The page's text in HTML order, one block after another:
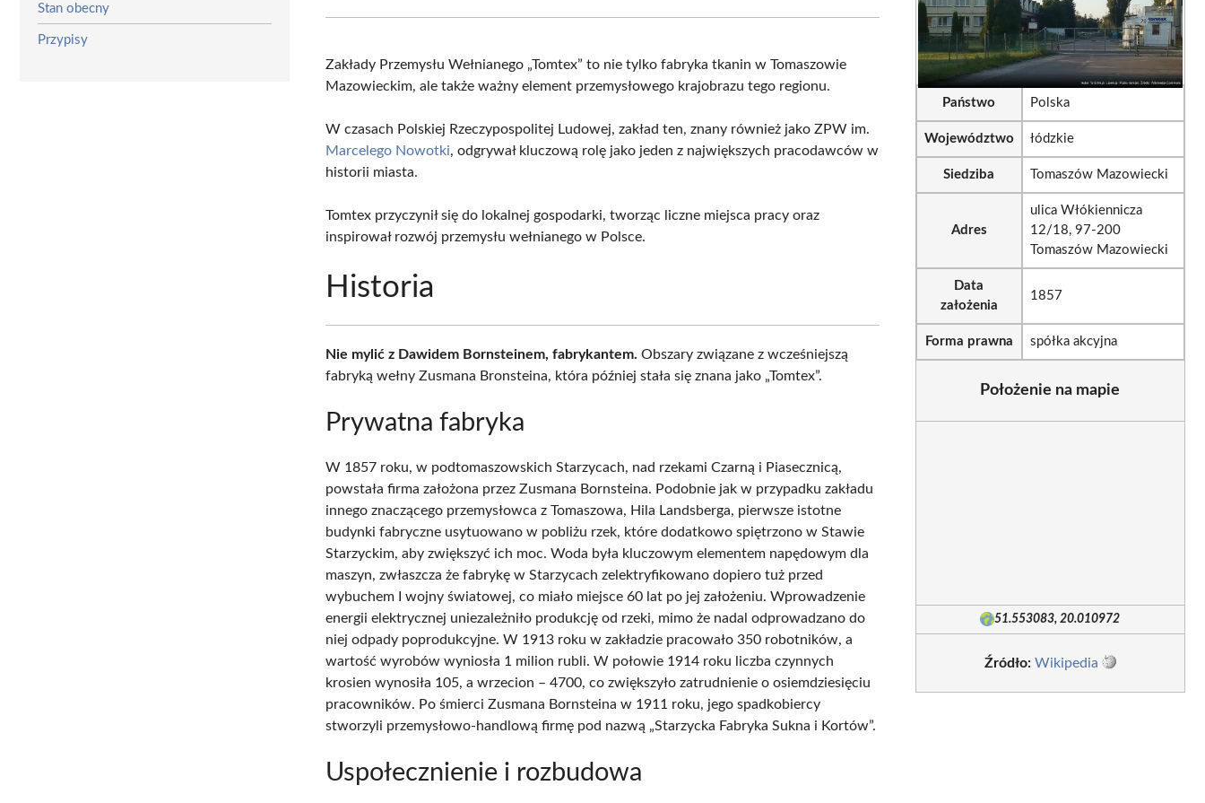
Stan obecny
Przypisy
(Twitter)
Zakłady Przemysłu Wełnianego „Tomtex” to nie tylko fabryka tkanin w Tomaszowie
Mazowieckim, ale także ważny element przemysłowego krajobrazu tego regionu.
W czasach Polskiej Rzeczypospolitej Ludowej, zakład ten, znany również jako ZPW im.
Marcelego Nowotki, odgrywał kluczową rolę jako jeden z największych pracodawców w
historii miasta.
Tomtex przyczynił się do lokalnej gospodarki, tworząc liczne miejsca pracy oraz
inspirował rozwój przemysłu wełnianego w Polsce.
Historia
Nie mylić z Dawidem Bornsteinem, fabrykantem. Obszary związane z wcześniejszą
fabryką wełny Zusmana Bronsteina, która później stała się znana jako „Tomtex”.
Prywatna fabryka
W 1857 roku, w podtomaszowskich Starzycach, nad rzekami Czarną i Piasecznicą,
powstała firma założona przez Zusmana Bornsteina. Podobnie jak w przypadku zakładu
innego znaczącego przemysłowca z Tomaszowa, Hila Landsberga, pierwsze istotne
budynki fabryczne usytuowano w pobliżu rzek, które dodatkowo spiętrzono w Stawie
Starzyckim, aby zwiększyć ich moc. Woda była kluczowym elementem napędowym dla
maszyn, zwłaszcza że fabrykę w Starzycach zelektryfikowano dopiero tuż przed
wybuchem I wojny światowej, co miało miejsce 60 lat po jej założeniu. Wprowadzenie
energii elektrycznej uniezależniło produkcję od rzeki, mimo że nadal odprowadzano do
niej odpady poprodukcyjne. W 1913 roku w zakładzie pracowało 350 robotników, a
wartość wyrobów wyniosła 1 milion rubli. W połowie 1914 roku liczba czynnych
krosien wynosiła 105, a wrzecion – 4700, co zwiększyło zatrudnienie o osiemdziesięciu
pracowników. Po śmierci Zusmana Bornsteina w 1911 roku, jego spadkobiercy
stworzyli przemysłowo-handlową firmę pod nazwą „Starzycka Fabryka Sukna i Kortów”.
Uspołecznienie i rozbudowa
Państwo Polska
Województwo łódzkie
Siedziba Tomaszów Mazowiecki
Adres
ulica Włókiennicza
12/18, 97-200
Tomaszów Mazowiecki
Data
założenia
1857
Forma prawna spółka akcyjna
Położenie na mapie
51.553083, 20.010972
Źródło: Wikipedia